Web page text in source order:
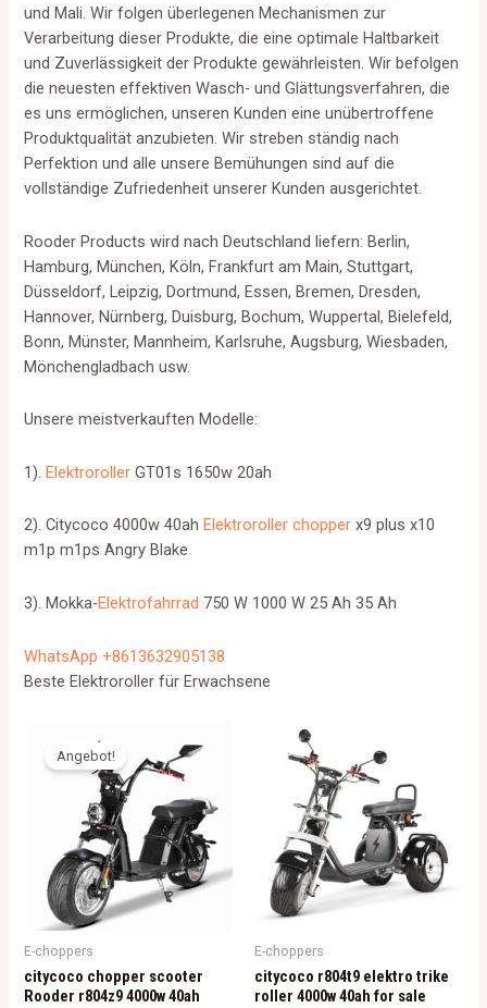
und Mali. Wir folgen überlegenen Mechanismen zur
Verarbeitung dieser Produkte, die eine optimale Haltbarkeit
und Zuverlässigkeit der Produkte gewährleisten. Wir befolgen
die neuesten effektiven Wasch- und Glättungsverfahren, die
es uns ermöglichen, unseren Kunden eine unübertroffene
Produktqualität anzubieten. Wir streben ständig nach
Perfektion und alle unsere Bemühungen sind auf die
vollständige Zufriedenheit unserer Kunden ausgerichtet.
Rooder Products wird nach Deutschland liefern: Berlin,
Hamburg, München, Köln, Frankfurt am Main, Stuttgart,
Düsseldorf, Leipzig, Dortmund, Essen, Bremen, Dresden,
Hannover, Nürnberg, Duisburg, Bochum, Wuppertal, Bielefeld,
Bonn, Münster, Mannheim, Karlsruhe, Augsburg, Wiesbaden,
Mönchengladbach usw.
Unsere meistverkauften Modelle:
1).Elektroroller GT01s 1650w 20ah
2). Citycoco 4000w 40ah Elektroroller chopper x9 plus x10
m1p m1ps Angry Blake
3). Mokka-Elektrofahrrad 750 W 1000 W 25 Ah 35 Ah
WhatsApp +8613632905138
Beste Elektroroller für Erwachsene
Angebot!
E-choppers
citycoco chopper scooter
Rooder r804z9 4000w 40ah
E-choppers
citycoco r804t9 elektro trike
roller 4000w 40ah for sale